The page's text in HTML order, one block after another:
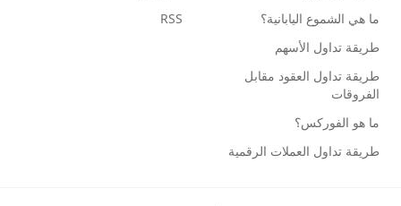
ما هي الشموع اليابانية؟
طريقة تداول الأسهم
طريقة تداول العقود مقابل
الفروقات
ما هو الفوركس؟
طريقة تداول العملات الرقمية
RSS